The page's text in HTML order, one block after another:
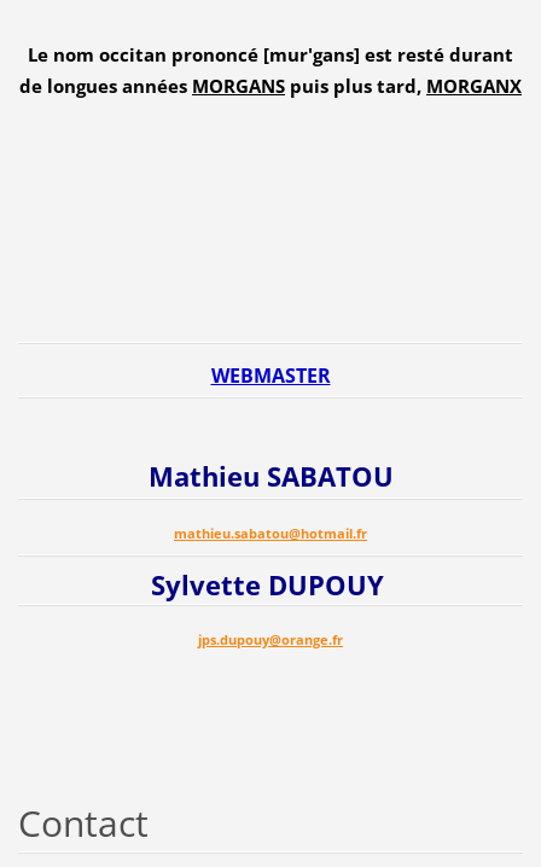
Le nom occitan prononcé [mur'gans] est resté durant
de longues années MORGANS puis plus tard, MORGANX
WEBMASTER
Mathieu SABATOU
mathieu.sabatou@hotmail.fr
Sylvette DUPOUY
jps.dupouy@orange.fr
Contact